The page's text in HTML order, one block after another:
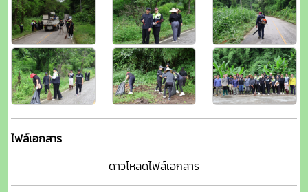
ไฟล์เอกสาร
ดาวโหลดไฟล์เอกสาร